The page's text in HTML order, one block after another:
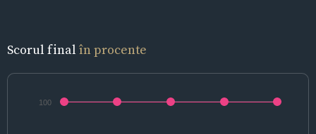
Scorul final în procente
100